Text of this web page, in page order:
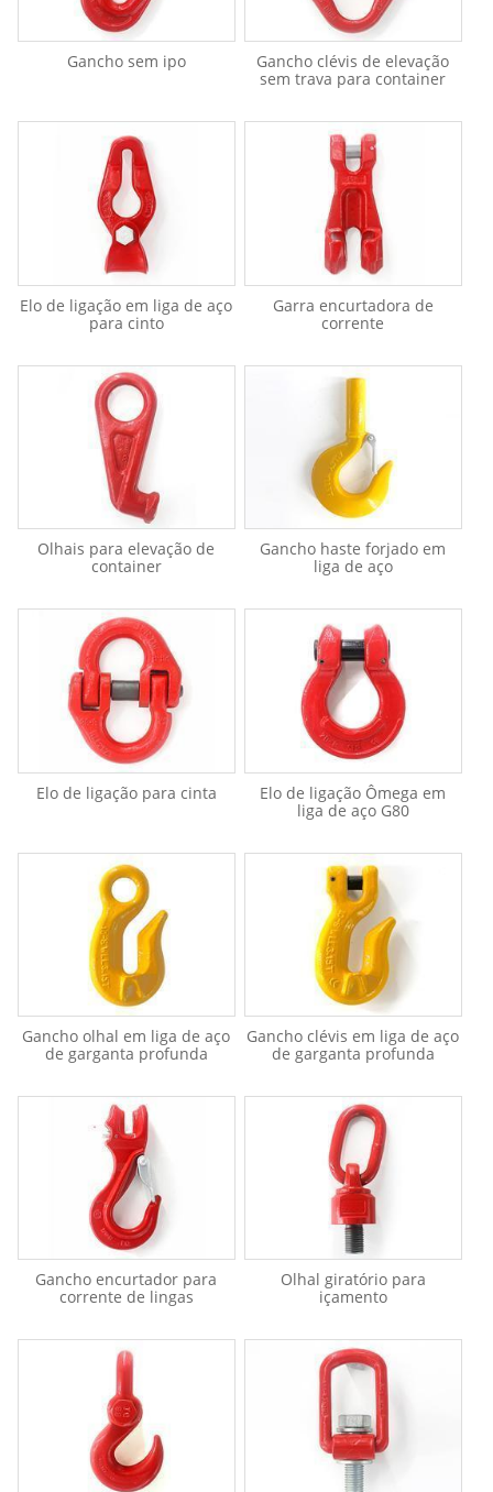
Gancho sem ipo
Gancho clévis de elevação
sem trava para container
Elo de ligação em liga de aço
para cinto
Garra encurtadora de
corrente
Olhais para elevação de
container
Gancho haste forjado em
liga de aço
Elo de ligação para cinta
Elo de ligação Ômega em
liga de aço G80
Gancho olhal em liga de aço
de garganta profunda
Gancho clévis em liga de aço
de garganta profunda
Gancho encurtador para
corrente de lingas
Olhal giratório para
içamento